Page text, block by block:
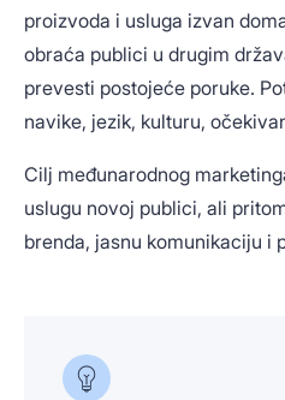
proizvoda i usluga izvan
obraća publici u drugim
prevesti postojeće poruke.
navike, jezik, kulturu,
Cilj međunarodnog
uslugu novoj publici, ali
brenda, jasnu komunikaciju i